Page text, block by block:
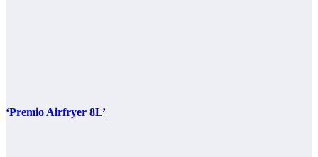
‘Premio Airfryer 8L’